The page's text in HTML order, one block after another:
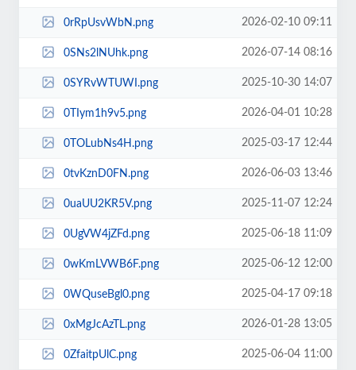
0rRpUsvWbN.png 2026-02-10 09:11
0SNs2lNUhk.png 2026-07-14 08:16
0SYRvWTUWI.png 2025-10-30 14:07
0TIym1h9v5.png 2026-04-01 10:28
0TOLubNs4H.png 2025-03-17 12:44
0tvKznD0FN.png 2026-06-03 13:46
0uaUU2KR5V.png 2025-11-07 12:24
0UgVW4jZFd.png 2025-06-18 11:09
0wKmLVWB6F.png 2025-06-12 12:00
0WQuseBgl0.png 2025-04-17 09:18
0xMgJcAzTL.png 2026-01-28 13:05
0ZfaitpUlC.png 2025-06-04 11:00